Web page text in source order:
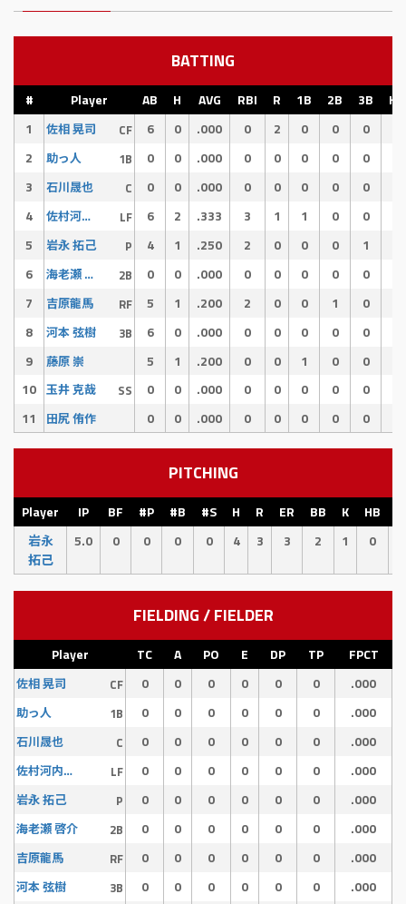
BATTING
# Player AB H AVG RBI R 1B 2B 3B
HR
1
佐相 晃司 CF 6 0 .000 0 2 0 0 0
2
助っ人 1B 0 0 .000 0 0 0 0 0
3
石川晟也 C 0 0 .000 0 0 0 0 0
4
佐村河内 守 LF 6 2 .333 3 1 1 0 0
5
岩永 拓己 P 4 1 .250 2 0 0 0 1
6
海老瀬 啓介 2B 0 0 .000 0 0 0 0 0
7
吉原龍馬 RF 5 1 .200 2 0 0 1 0
8
河本 弦樹 3B 6 0 .000 0 0 0 0 0
9
藤原 崇 5 1 .200 0 0 1 0 0
10 玉井 克哉 SS 0 0 .000 0 0 0 0 0
11
田尻 侑作 0 0 .000 0 0 0 0 0
PITCHING
Player IP BF #P #B #S H R ER BB K HB
岩永
拓己
5.0 0 0 0 0 4 3 3 2 1 0
FIELDING / FIELDER
Player TC A PO E DP TP FPCT
佐相 晃司 CF 0 0 0 0 0 0 .000
助っ人 1B 0 0 0 0 0 0 .000
石川晟也 C 0 0 0 0 0 0 .000
佐村河内 守 LF 0 0 0 0 0 0 .000
岩永 拓己 P 0 0 0 0 0 0 .000
海老瀬 啓介 2B 0 0 0 0 0 0 .000
吉原龍馬 RF 0 0 0 0 0 0 .000
河本 弦樹 3B 0 0 0 0 0 0 .000